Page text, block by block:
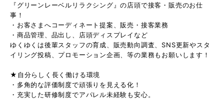
『グリーンレーベルリラクシング』の店頭で接客・販売のお仕
事！
・お客さまへコーディネート提案、販売・接客業務
・商品管理、品出し、店頭ディスプレイなど
ゆくゆくは後輩スタッフの育成、販売動向調査、SNS更新やスタ
イリング投稿、プロモーション企画、等の業務もお願いします！
★自分らしく長く働ける環境
・多角的な評価制度で頑張りを見える化！
・充実した研修制度でアパレル未経験も安心。